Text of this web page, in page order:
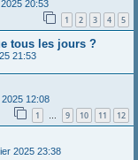
20:53
1 2 3 4 5
tous les jours ?
21:53
12:08
1 … 9 10 11 12
2025 23:38